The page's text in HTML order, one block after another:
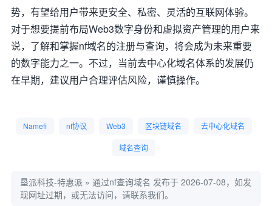
势，有望给用户带来更安全、私密、灵活的互联网体验。
对于想要提前布局Web3数字身份和虚拟资产管理的用户来
说，了解和掌握nf域名的注册与查询，将会成为未来重要
的数字能力之一。不过，当前去中心化域名体系的发展仍
在早期，建议用户合理评估风险，谨慎操作。
Namefi nf协议 Web3 区块链域名 去中心化域名
域名查询
垦派科技-特惠派 » 通过nf查询域名 发布于 2026-07-08，如发
现网址过期，或无法访问，请联系我们。